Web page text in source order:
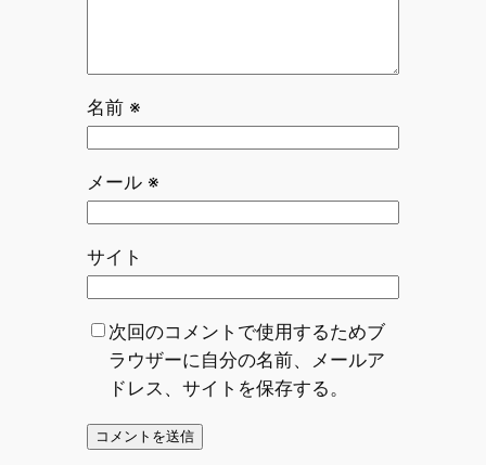
名前 ※
メール ※
サイト
次回のコメントで使用するためブ
ラウザーに自分の名前、メールア
ドレス、サイトを保存する。